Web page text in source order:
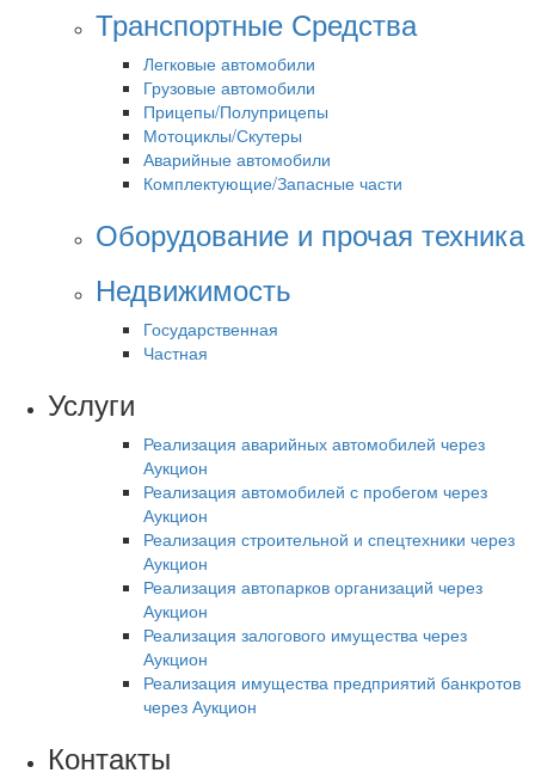
Транспортные Средства
Легковые автомобили
Грузовые автомобили
Прицепы/Полуприцепы
Мотоциклы/Скутеры
Аварийные автомобили
Комплектующие/Запасные части
Оборудование и прочая техника
Недвижимость
Государственная
Частная
Услуги
Реализация аварийных автомобилей через
Аукцион
Реализация автомобилей с пробегом через
Аукцион
Реализация строительной и спецтехники через
Аукцион
Реализация автопарков организаций через
Аукцион
Реализация залогового имущества через
Аукцион
Реализация имущества предприятий банкротов
через Аукцион
Контакты